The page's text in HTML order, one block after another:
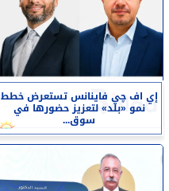
إي اف چي فاينانس تستعرض خطط
نمو «بلد» لتعزيز حضورها في
سوق...